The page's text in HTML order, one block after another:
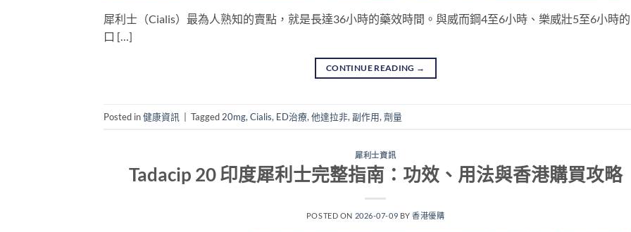
犀利士（Cialis）最為人熟知的賣點，就是長達36小時的藥效時間。與威而鋼4至6小時、樂威壯5至6小時
口 […]
CONTINUE READING →
Posted in健康資訊 Tagged 20mg, Cialis, ED治療, 他達拉非, 副作用, 劑量
犀利士資訊
Tadacip 20 印度犀利士完整指南：功效、用法與香港購買攻略
POSTED ON 2026-07-09 BY香港優購